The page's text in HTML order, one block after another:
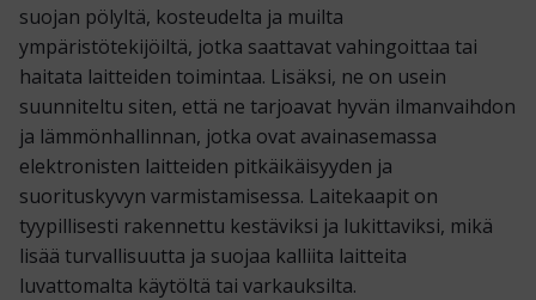
suojan pölyltä, kosteudelta ja muilta
ympäristötekijöiltä, jotka saattavat vahingoittaa tai
haitata laitteiden toimintaa. Lisäksi, ne on usein
suunniteltu siten, että ne tarjoavat hyvän ilmanvaihdon
ja lämmönhallinnan, jotka ovat avainasemassa
elektronisten laitteiden pitkäikäisyyden ja
suorituskyvyn varmistamisessa. Laitekaapit on
tyypillisesti rakennettu kestäviksi ja lukittaviksi, mikä
lisää turvallisuutta ja suojaa kalliita laitteita
luvattomalta käytöltä tai varkauksilta.